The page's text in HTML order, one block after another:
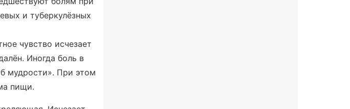
и туберкулёзных
чувство исчезает
Иногда боль в
мудрости». При этом
пищи.